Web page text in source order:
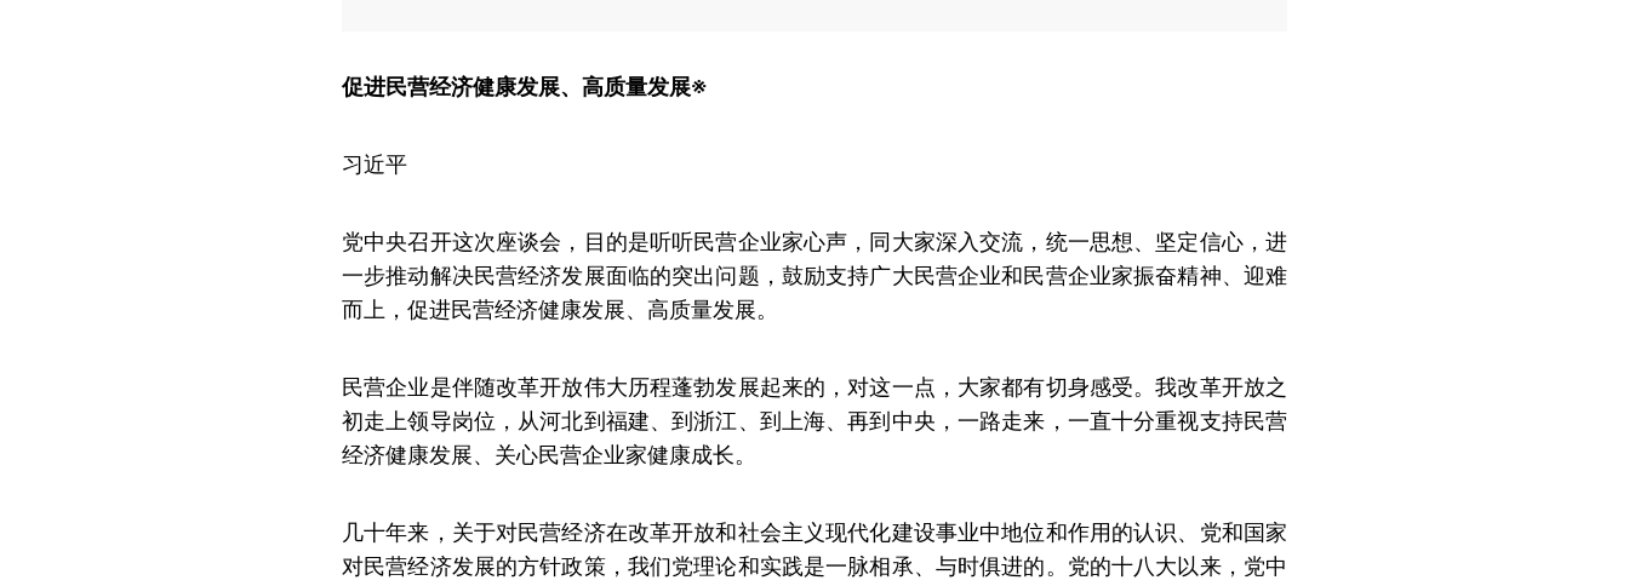
促进民营经济健康发展、高质量发展※
习近平
党中央召开这次座谈会，目的是听听民营企业家心声，同大家深入交流，统一思想、坚定信心，进
一步推动解决民营经济发展面临的突出问题，鼓励支持广大民营企业和民营企业家振奋精神、迎难
而上，促进民营经济健康发展、高质量发展。
民营企业是伴随改革开放伟大历程蓬勃发展起来的，对这一点，大家都有切身感受。我改革开放之
初走上领导岗位，从河北到福建、到浙江、到上海、再到中央，一路走来，一直十分重视支持民营
经济健康发展、关心民营企业家健康成长。
几十年来，关于对民营经济在改革开放和社会主义现代化建设事业中地位和作用的认识、党和国家
对民营经济发展的方针政策，我们党理论和实践是一脉相承、与时俱进的。党的十八大以来，党中